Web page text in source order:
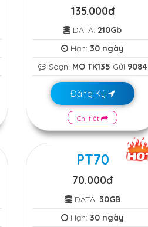
135.000đ
DATA: 210Gb
Hạn: 30 ngày
Soạn: MO TK135 Gửi 9084
Đăng Ký
Chi tiết
PT70
70.000đ
DATA: 30GB
Hạn: 30 ngày